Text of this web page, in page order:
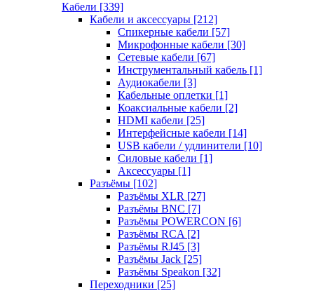
Кабели [339]
Кабели и аксессуары [212]
Спикерные кабели [57]
Микрофонные кабели [30]
Сетевые кабели [67]
Инструментальный кабель [1]
Аудиокабели [3]
Кабельные оплетки [1]
Коаксиальные кабели [2]
HDMI кабели [25]
Интерфейсные кабели [14]
USB кабели / удлинители [10]
Силовые кабели [1]
Аксессуары [1]
Разъёмы [102]
Разъёмы XLR [27]
Разъёмы BNC [7]
Разъёмы POWERCON [6]
Разъёмы RCA [2]
Разъёмы RJ45 [3]
Разъёмы Jack [25]
Разъёмы Speakon [32]
Переходники [25]